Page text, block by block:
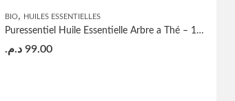
SOLDES
HYGIÈNE BÉBÉ,PROMOTION
BIO, HUILES ESSENTIELLES
Puressentiel Huile Essentielle Arbre a Thé – 10ML
99.00 د.م.